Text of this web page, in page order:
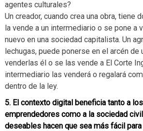
agentes culturales?
Un creador, cuando crea una obra, tiene
la vende a un intermediario o se pone a
nuevo en una sociedad capitalista. Un
lechugas, puede ponerse en el arcén de
venderlas él o se las vende a El Corte
intermediario las venderá o regalará
dentro de la ley.
5. El contexto digital beneficia tanto a
emprendedores como a la sociedad
deseables hacen que sea más fácil